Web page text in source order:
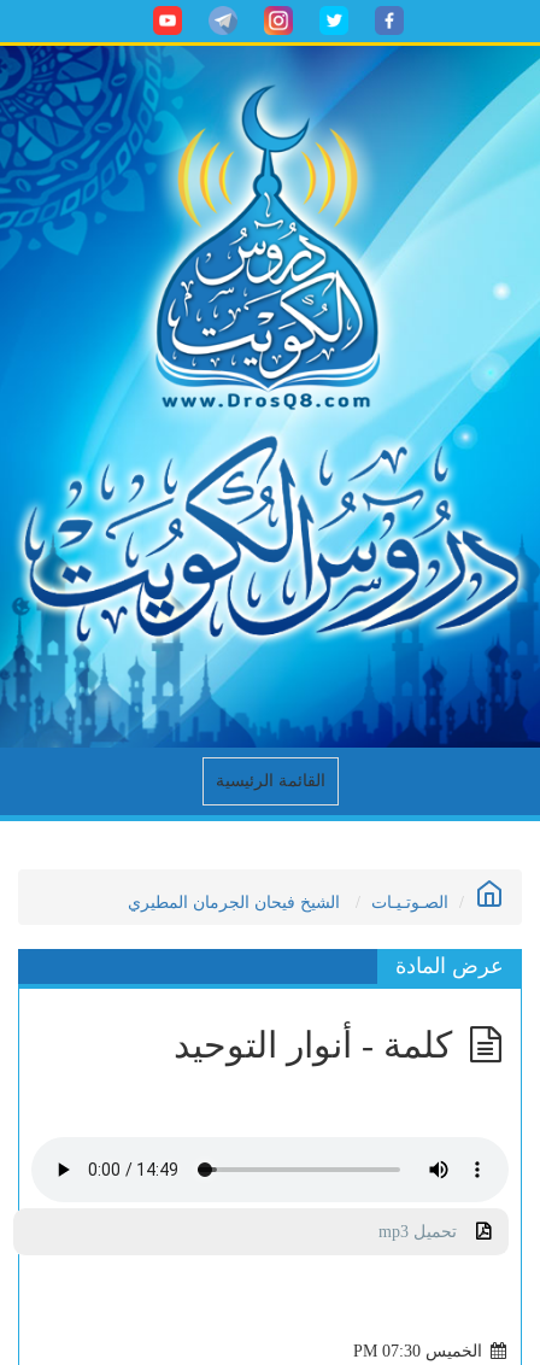
القائمة الرئيسية
الصـوتـيـات الشيخ فيحان الجرمان المطيري
عرض المادة
كلمة - أنوار التوحيد
تحميل mp3
الخميس PM 07:30